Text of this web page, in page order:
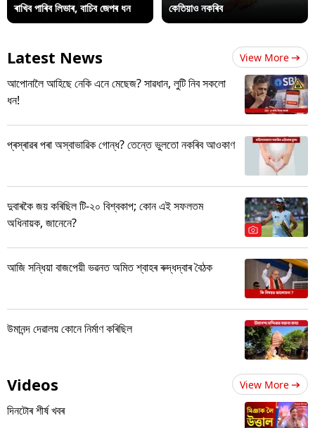
ৰাখিব পাৰিব লিভাৰ, বাচিব জেপৰ ধন
কেতিয়াও নকৰিব
Latest News View More
আপোনালৈ আহিছে নেকি এনে মেছেজ? সাৱধান, লুটি নিব সকলো
ধন!
প্ৰস্ৰাৱৰ পৰা অস্বাভাৱিক গোন্ধ? তেন্তে ভুলতো নকৰিব আওকাণ
দুবাৰকৈ জয় কৰিছিল টি-২০ বিশ্বকাপ; কোন এই সফলতম
অধিনায়ক, জানেনে?
আজি সন্ধিয়া বাজপেয়ী ভৱনত অমিত শ্বাহৰ ৰুদ্ধদ্বাৰ বৈঠক
উমানন্দ দেৱালয় কোনে নিৰ্মাণ কৰিছিল
Videos View More
দিনটোৰ শীৰ্ষ খবৰ